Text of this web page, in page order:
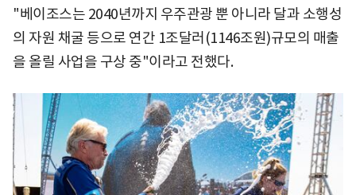
"베이조스는 2040년까지 우주관광 뿐 아니라 달과 소행성
의 자원 채굴 등으로 연간 1조달러(1146조원)규모의 매출
을 올릴 사업을 구상 중"이라고 전했다.